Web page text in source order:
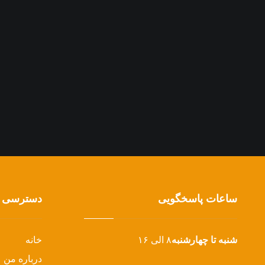
دسترسی
خانه
درباره من
ساعات پاسخگویی
شنبه تا چهارشنبه۸ الی ۱۶